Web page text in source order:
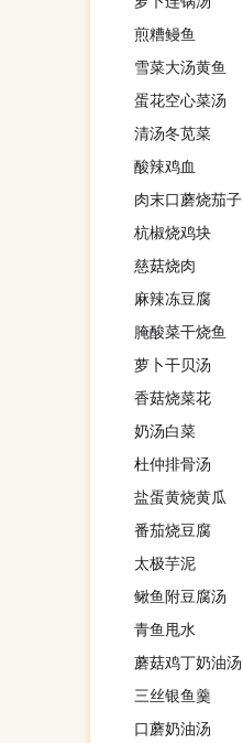
煎糟鳗鱼
雪菜大汤黄鱼
蛋花空心菜汤
清汤冬苋菜
酸辣鸡血
肉末口蘑烧茄子
杭椒烧鸡块
慈菇烧肉
麻辣冻豆腐
腌酸菜干烧鱼
萝卜干贝汤
香菇烧菜花
奶汤白菜
杜仲排骨汤
盐蛋黄烧黄瓜
番茄烧豆腐
太极芋泥
鳅鱼附豆腐汤
青鱼甩水
蘑菇鸡丁奶油汤
三丝银鱼羹
口蘑奶油汤